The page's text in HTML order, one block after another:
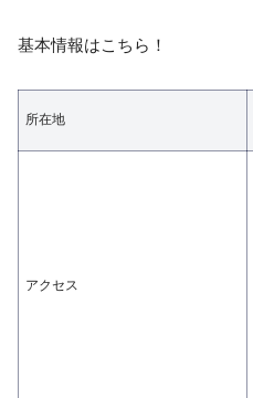
基本情報はこちら！
所在地
アクセス